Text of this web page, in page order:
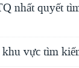
nhất quyết
vực tìm